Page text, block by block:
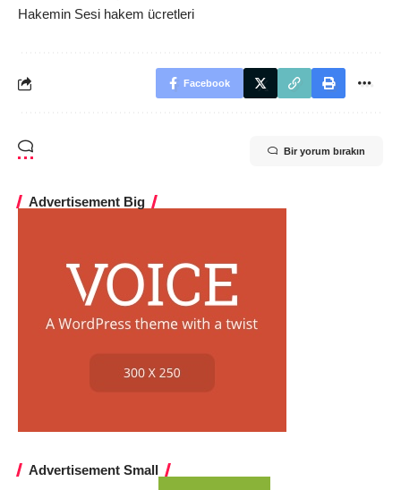
Hakemin Sesi hakem ücretleri
Facebook
Bir yorum bırakın
Advertisement Big
Advertisement Small